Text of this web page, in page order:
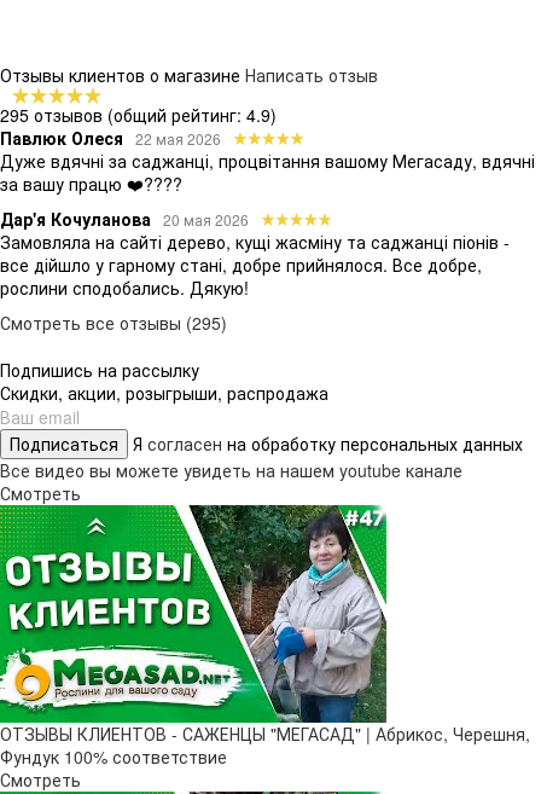
Отзывы клиентов о магазине Написать отзыв
295 отзывов (общий рейтинг: 4.9)
Павлюк Олеся
22 мая 2026
Дуже вдячні за саджанці, процвітання вашому Мегасаду, вдячні
за вашу працю ❤️????
Дар'я Кочуланова 20 мая 2026
Замовляла на сайті дерево, кущі жасміну та саджанці піонів -
все дійшло у гарному стані, добре прийнялося. Все добре,
рослини сподобались. Дякую!
Смотреть все отзывы (295)
Подпишись на рассылку
Скидки, акции, розыгрыши, распродажа
Подписаться Я согласен на обработку персональных данных
Все видео вы можете увидеть на нашем youtube канале
Смотреть
ОТЗЫВЫ КЛИЕНТОВ - САЖЕНЦЫ "МЕГАСАД" | Абрикос, Черешня,
Фундук 100% соответствие
Смотреть